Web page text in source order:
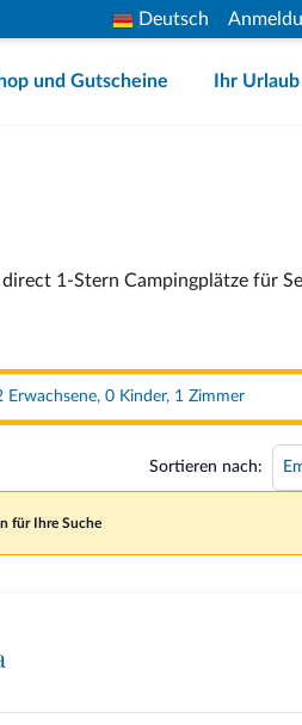
Deutsch
und Gutscheine Ihr Urlaub
1-Stern Campingplätze für
2 Erwachsene, 0 Kinder, 1 Zimmer
Sortieren nach:
für Ihre Suche